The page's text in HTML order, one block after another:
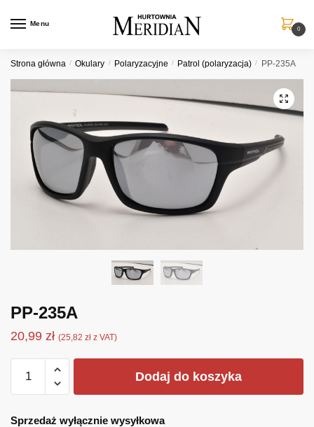
Menu
0
Strona główna / Okulary / Polaryzacyjne / Patrol (polaryzacja) / PP-235A
PP-235A
20,99 zł (25,82 zł z VAT)
PP-
Dodaj do koszyka
Sprzedaż wyłącznie wysyłkowa